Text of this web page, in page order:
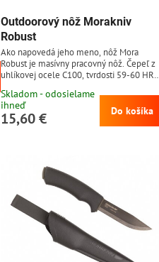
Outdoorový nôž Morakniv
Robust
Ako napovedá jeho meno, nôž Mora
Robust je masívny pracovný nôž. Čepeľ z
uhlíkovej ocele C100, tvrdosti 59-60 HRC
protišmykovou gumenou úpravou z TPE
gumy. Plastové puzdro jednoducho
pripnuteľné na opasok, bez potreby
treba po použití...
Skladom - odosielame
ihneď
15,60 € Do košíka